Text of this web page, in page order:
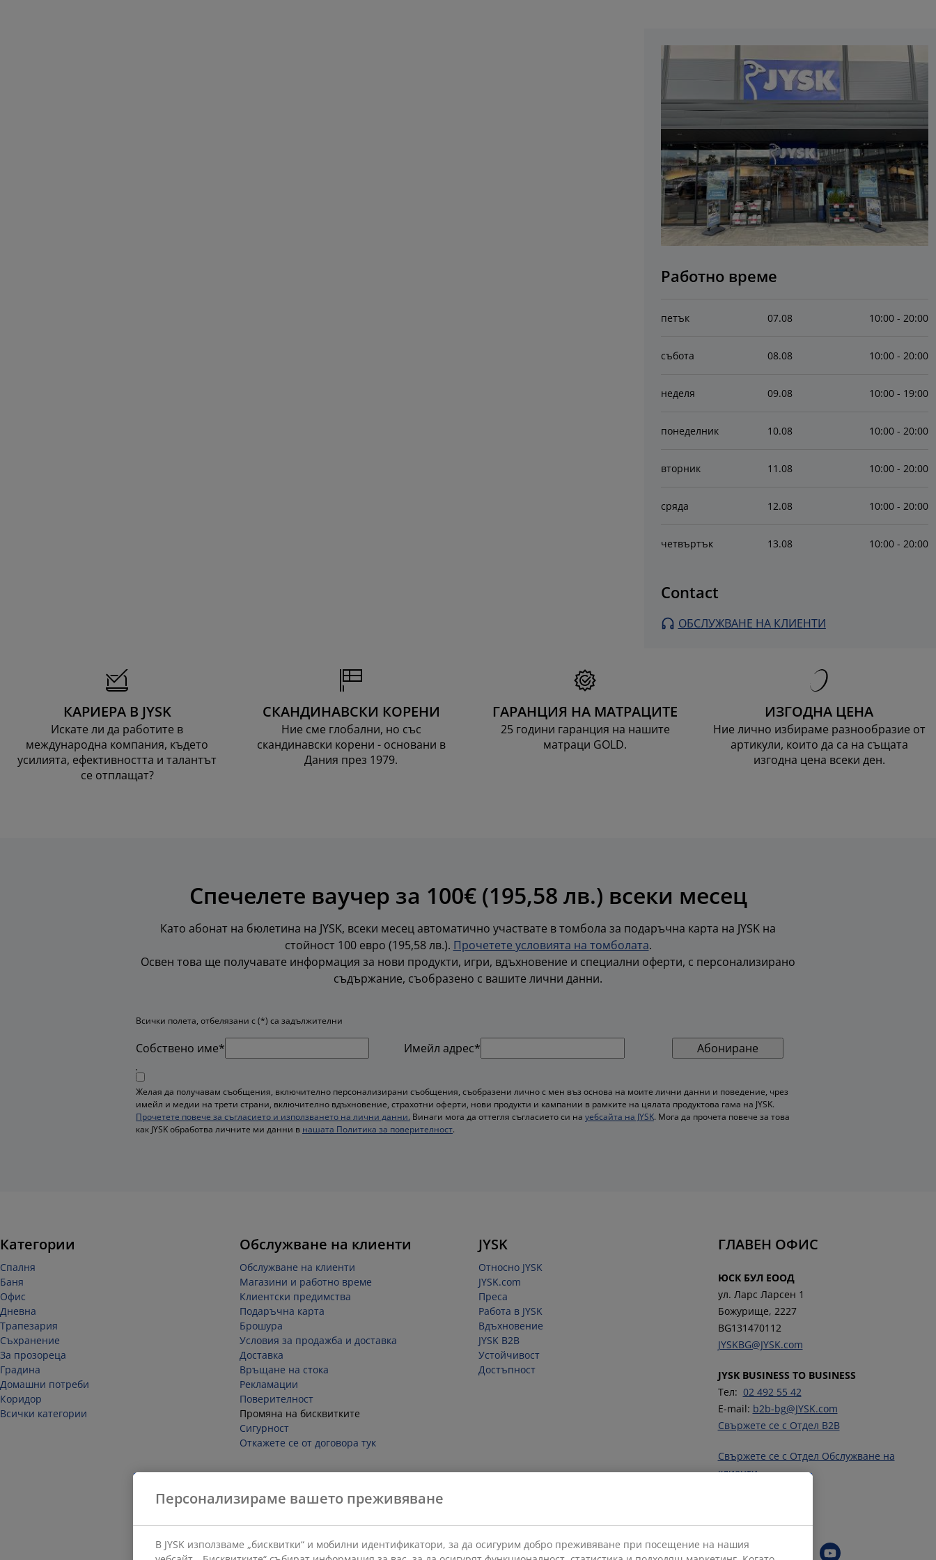
на мебели
Работно време
петък 07.08 10:00 - 20:00
събота 08.08 10:00 - 20:00
неделя 09.08 10:00 - 19:00
понеделник 10.08 10:00 - 20:00
вторник 11 .08 10:00 - 20:00
сряда 12.08 10:00 - 20:00
четвъртък 13.08 10:00 - 20:00
Contact
ОБСЛУЖВАНЕ НА КЛИЕНТИ
КАРИЕРА В JYSK
Искате ли да работите в
международна компания, където
усилията, ефективността и талантът
се отплащат?
СКАНДИНАВСКИ КОРЕНИ
Ние сме глобални, но със
скандинавски корени - основани в
Дания през 1979.
ГАРАНЦИЯ НА МАТРАЦИТЕ
25 години гаранция на нашите
матраци GOLD.
ИЗГОДНА ЦЕНА
Ние лично избираме разнообразие от
артикули, които да са на същата
изгодна цена всеки ден.
Спечелете ваучер за 100€ (195,58 лв.) всеки месец
Като абонат на бюлетина на JYSK, всеки месец автоматично участвате в томбола за подаръчна карта на JYSK на
стойност 100 евро (195,58 лв.). Прочетете условията на томболата.
Освен това ще получавате информация за нови продукти, игри, вдъхновение и специални оферти, с персонализирано
съдържание, съобразено с вашите лични данни.
Всички полета, отбелязани с (*) са задължителни
Собствено име* Имейл адрес* Абониране
Желая да получавам съобщения, включително персонализирани съобщения, съобразени лично с мен въз основа на моите лични данни и поведение, чрез
имейл и медии на трети страни, включително вдъхновение, страхотни оферти, нови продукти и кампании в рамките на цялата продуктова гама на JYSK.
Прочетете повече за съгласието и използването на лични данни. Винаги мога да оттегля съгласието си на уебсайта на JYSK. Мога да прочета повече за това
как JYSK обработва личните ми данни в нашата Политика за поверителност.
Категории
Спалня
Баня
Офис
Дневна
Трапезария
Съхранение
За прозореца
Градина
Домашни потреби
Коридор
Всички категории
Обслужване на клиенти
Обслужване на клиенти
Магазини и работно време
Клиентски предимства
Подаръчна карта
Брошура
Условия за продажба и доставка
Доставка
Връщане на стока
Рекламации
Поверителност
Промяна на бисквитките
Сигурност
Откажете се от договора тук
JYSK
Относно JYSK
JYSK.com
Преса
Работа в JYSK
Вдъхновение
JYSK B2B
Устойчивост
Достъпност
ГЛАВЕН ОФИС
ЮСК БУЛ ЕООД
ул. Ларс Ларсен 1
Божурище, 2227
BG131470112
JYSKBG@JYSK.com
JYSK BUSINESS TO BUSINESS
Тел: 02 492 55 42
E-mail: b2b-bg@JYSK.com
Свържете се с Отдел B2B
Свържете се с Отдел Обслужване на
клиенти
Последвайте JYSK
Персонализираме вашето преживяване
В JYSK използваме „бисквитки“ и мобилни идентификатори, за да осигурим добро преживяване при посещение на нашия